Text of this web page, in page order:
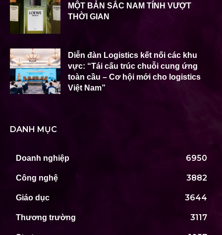
MỘT BẢN SẮC NAM TÍNH VƯỢT
THỜI GIAN
Diễn đàn Logistics kết nối các khu
vực: “Tái cấu trúc chuỗi cung ứng
toàn cầu – Cơ hội mới cho logistics
Việt Nam”
DANH MỤC
Doanh nghiệp 6950
Công nghệ 3882
Giáo dục 3644
Thương trường 3117